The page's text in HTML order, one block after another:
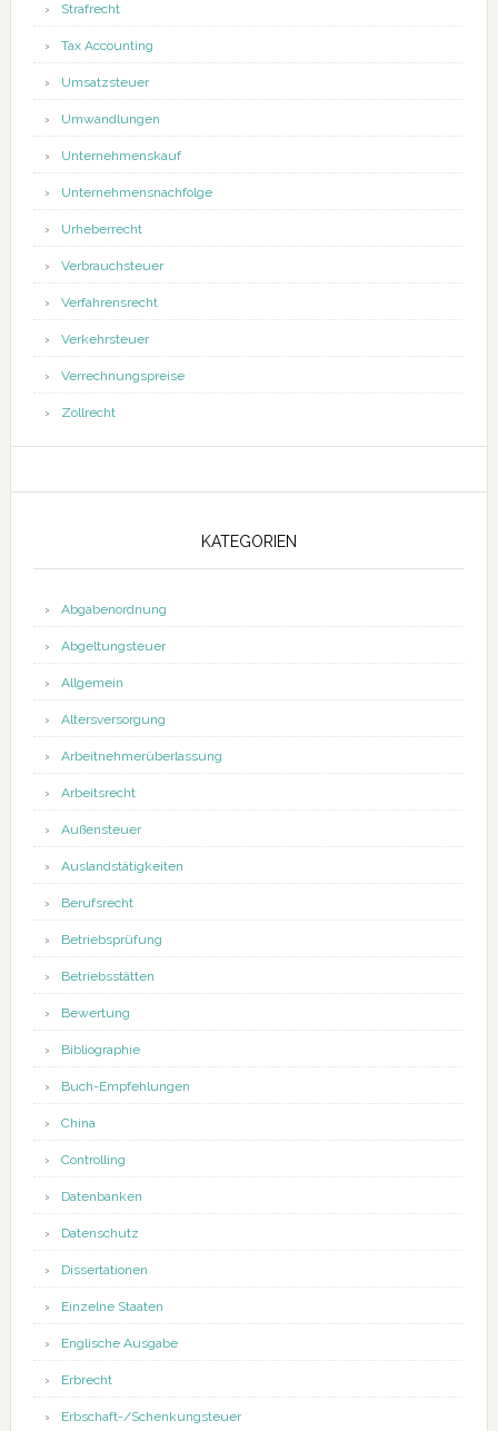
Strafrecht
Tax Accounting
Umsatzsteuer
Umwandlungen
Unternehmenskauf
Unternehmensnachfolge
Urheberrecht
Verbrauchsteuer
Verfahrensrecht
Verkehrsteuer
Verrechnungspreise
Zollrecht
KATEGORIEN
Abgabenordnung
Abgeltungsteuer
Allgemein
Altersversorgung
Arbeitnehmerüberlassung
Arbeitsrecht
Außensteuer
Auslandstätigkeiten
Berufsrecht
Betriebsprüfung
Betriebsstätten
Bewertung
Bibliographie
Buch-Empfehlungen
China
Controlling
Datenbanken
Datenschutz
Dissertationen
Einzelne Staaten
Englische Ausgabe
Erbrecht
Erbschaft-/Schenkungsteuer